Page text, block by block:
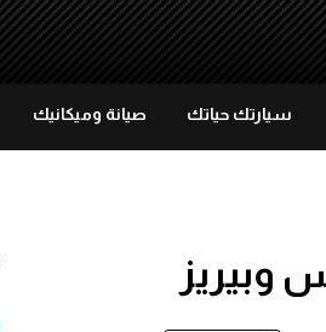
سيارتك حياتك صيانة وميكانيك